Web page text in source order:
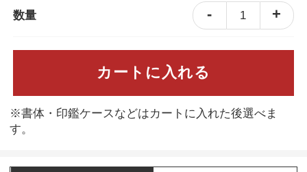
数量 - 1 +
カートに入れる
※書体・印鑑ケースなどはカートに入れた後選べま
す。